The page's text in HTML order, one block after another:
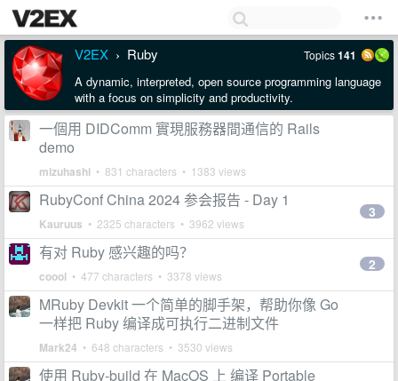
V2EX › Ruby Topics141
A dynamic, interpreted, open source programming language
with a focus on simplicity and productivity.
一個用 DIDComm 實現服務器間通信的 Rails
demo
mizuhashi • 831 characters • 1383 views
RubyConf China 2024 参会报告 - Day 1
Kauruus • 2325 characters • 3962 views
3
有对 Ruby 感兴趣的吗？
coool • 477 characters • 3378 views
2
MRuby Devkit 一个简单的脚手架，帮助你像 Go
一样把 Ruby 编译成可执行二进制文件
Mark24 • 648 characters • 3530 views
使用 Ruby-build 在 MacOS 上 编译 Portable